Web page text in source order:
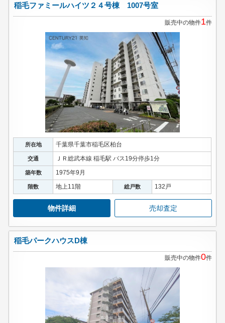
稲毛ファミールハイツ２４号棟 1007号室
販売中の物件1件
所在地 千葉県千葉市稲毛区柏台
交通 ＪＲ総武本線 稲毛駅 バス19分停歩1分
築年数 1975年9月
階数 地上11階 総戸数 132戸
物件詳細 売却査定
稲毛パークハウスD棟
販売中の物件0件